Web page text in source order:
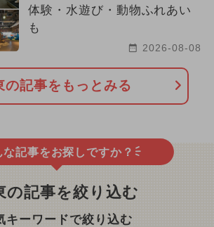
体験・水遊び・動物ふれあい
も
2026-08-08
の記事をもっとみる
な記事をお探しですか？
の記事を絞り込む
キーワードで絞り込む